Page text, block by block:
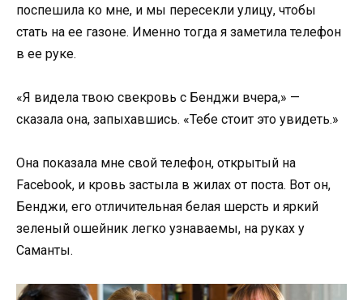
поспешила ко мне, и мы пересекли улицу, чтобы
стать на ее газоне. Именно тогда я заметила телефон
в ее руке.
«Я видела твою свекровь с Бенджи вчера,» —
сказала она, запыхавшись. «Тебе стоит это увидеть.»
Она показала мне свой телефон, открытый на
Facebook, и кровь застыла в жилах от поста. Вот он,
Бенджи, его отличительная белая шерсть и яркий
зеленый ошейник легко узнаваемы, на руках у
Саманты.